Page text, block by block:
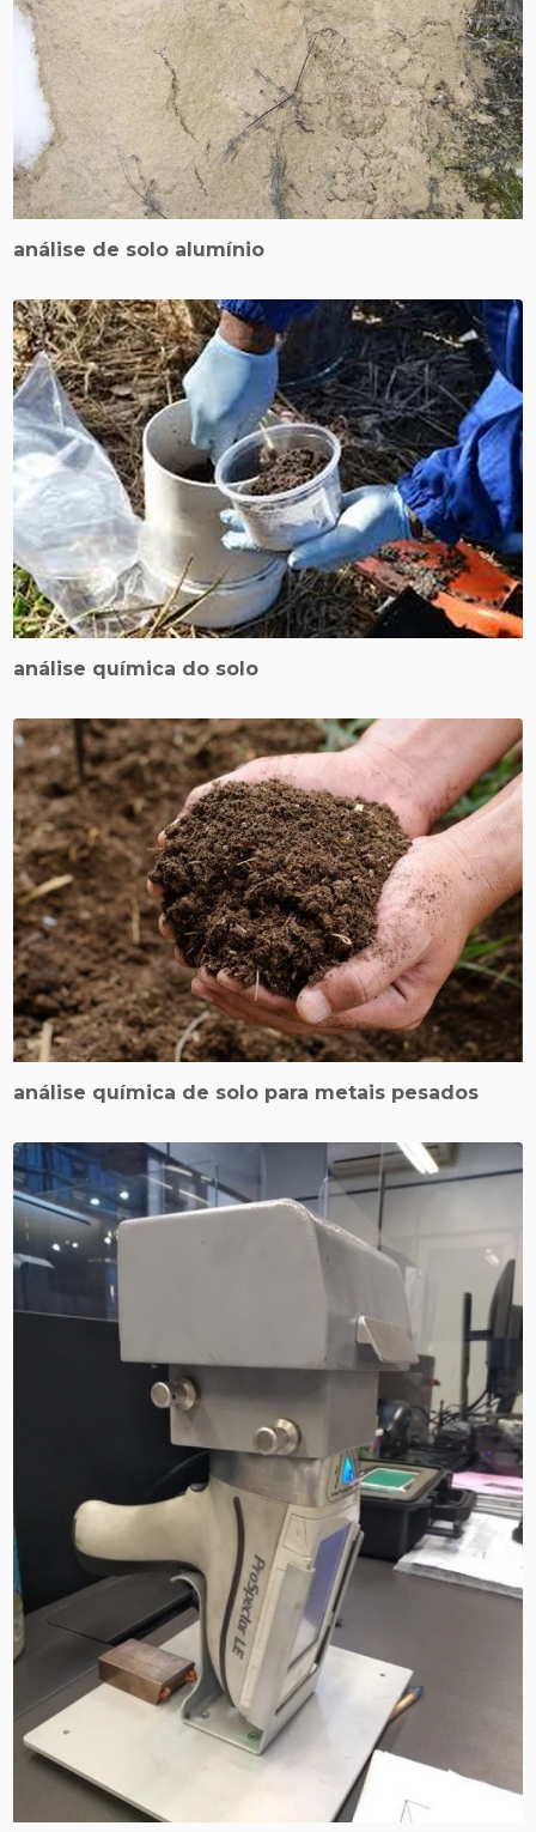
análise de solo alumínio
análise química do solo
análise química de solo para metais pesados